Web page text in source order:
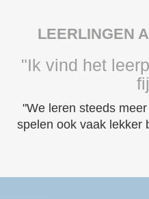
LEERLINGEN
"Ik vind het
"We leren steeds
spelen ook vaak lekker